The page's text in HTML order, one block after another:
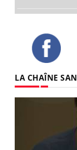
LA CHAÎNE